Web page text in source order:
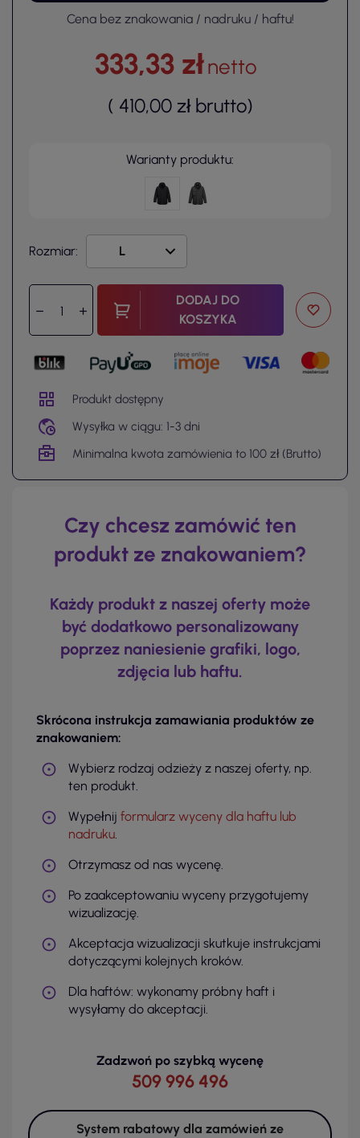
Cena bez znakowania / nadruku / haftu!
333,33 złnetto
( 410,00 zł brutto)
Warianty produktu:
Rozmiar:
DODAJ DO
KOSZYKA
Produkt dostępny
Wysyłka w ciągu: 1-3 dni
Minimalna kwota zamówienia to 100 zł (Brutto)
Czy chcesz zamówić ten
produkt ze znakowaniem?
Każdy produkt z naszej oferty może
być dodatkowo personalizowany
poprzez naniesienie grafiki, logo,
zdjęcia lub haftu.
Skrócona instrukcja zamawiania produktów ze
znakowaniem:
Wybierz rodzaj odzieży z naszej oferty, np.
ten produkt.
Wypełnij formularz wyceny dla haftu lub
nadruku.
Otrzymasz od nas wycenę.
Po zaakceptowaniu wyceny przygotujemy
wizualizację.
Akceptacja wizualizacji skutkuje instrukcjami
dotyczącymi kolejnych kroków.
Dla haftów: wykonamy próbny haft i
wysyłamy do akceptacji.
Zadzwoń po szybką wycenę
509 996 496
System rabatowy dla zamówień ze